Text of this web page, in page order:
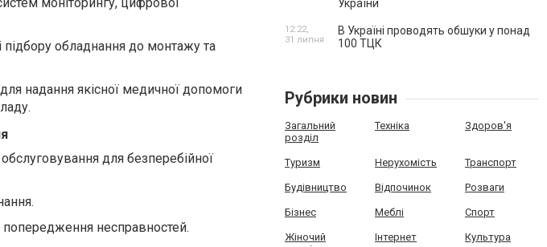
моніторингу, цифрової
підбору обладнання до монтажу та
надання якісної медичної допомоги
для безперебійної
попередження несправностей.
України
В Україні проводять обшуки у понад
100 ТЦК
12:22,
31 липня
Рубрики новин
Загальний
розділ
Техніка Здоров'я
Туризм Нерухомість Транспорт
Будівництво Відпочинок Розваги
Бізнес Меблі Спорт
Жіночий
Інтернет Культура